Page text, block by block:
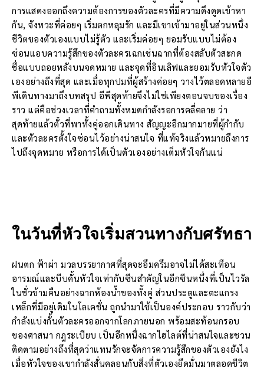
การแสดงออกถึงความต้องการของตัวละครที่มีความดึงดูดเข้าหา
กัน, จังหวะที่ค่อยๆ เริ่มตกหลุมรัก และมีเขาเข้ามาอยู่ในส่วนหนึ่ง
ชีวิตของตัวเองแบบไม่รู้ตัว และเริ่มค่อยๆ ยอมรับแบบไม่ต้อง
ซ่อนแอบความรู้สึกของตัวละครเฉกเช่นฉากที่ต้องสลับตัวสะกด
ชื่อแบบถอยหลังบนจดหมาย และจุดที่อินเลิฟและยอมรับหัวใจตัว
เองอย่างถีงที่สุด และเมื่อทุกปมที่ผู้สร้างค่อยๆ วางไว้ตลอดหลายอี
พีเดินทางมาถึงบทสรุป อีพีสุดท้ายจึงไม่ใช่เพียงตอนจบของเรื่อง
ราว แต่คือช่วงเวลาที่คำถามทั้งหมดกำลังรอการคลี่คลาย ว่า
สุดท้ายแล้วตั๋วที่พาทั้งคู่ออกเดินทาง สัญญะอีกมากมายที่ผู้กำกับ
และตัวละครตั้งใจซ่อนไว้อย่างน่าสนใจ ที่แท้จริงแล้วหมายถึงการ
ไปถึงจุดหมาย หรือการได้เป็นตัวเองอย่างเต็มหัวใจกันแน่
ในวันที่หัวใจเริ่มสวนทางกับศรัทธา
ฝนตก ฟ้าผ่า มวลบรรยากาศที่สุดจะอึมครึมอาจไม่ได้สะเทือน
อารมณ์และบีบคั้นหัวใจเท่ากับซีนสำคัญในอีกซีนหนึ่งที่เป็นไวรัล
ในชั่วข้ามคืนอย่างฉากห้องน้ำของทั้งคู่ ส่วนประตูและตะแกรง
เหล็กที่มีอยู่เดิมในโลเคชั่น ถูกนำมาใช้เป็นองค์ประกอบ ราวกับว่า
กำลังแบ่งกั้นตัวละครออกจากโลกภายนอก พร้อมสะท้อนกรอบ
ของศาสนา กฎระเบียบ เป็นอีกหนึ่งฉากไฮไลต์ที่น่าสนใจและชวน
ติดตามอย่างถึงที่สุดว่าแทนรักจะจัดการความรู้สึกของตัวเองยังไง
เมื่อหัวใจของเขากำลังสั่นคลอนกับสิ่งที่ตัวเองยึดมั่นมาตลอดชีวิต